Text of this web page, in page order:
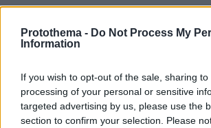
Protothema - Do Not Process My
Information
If you wish to opt-out of the sale, sharing
processing of your personal or sensitive
targeted advertising by us, please use the
section to confirm your selection. Please
Το «πριν και το μετά» της
της SpaceX στη Σελήνη: Τι δείχνουν
Μάχη με τις φλόγες εν μέσω καύσωνα
Πυρκαγιές σε Σερβία και Αλβανία με
40 βαθμούς
πριν 21 λεπτά